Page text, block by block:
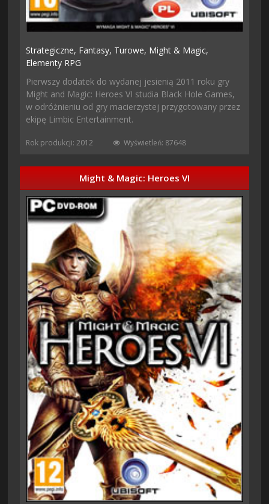
Strategiczne, Fantasy, Turowe, Might & Magic,
Elementy RPG
Pierwszy dodatek do wydanej jesienią 2011 roku gry
Might and Magic: Heroes VI studia Black Hole Games,
w odróżnieniu od gry macierzystej przygotowany przez
ekipę Limbic Entertainment.
Rok produkcji: 2012 Wyświetleń: 87648
Might & Magic: Heroes VI